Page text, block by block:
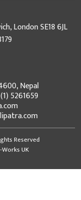
London SE18 6JL
Nepal
5261659
Reserved
Works UK